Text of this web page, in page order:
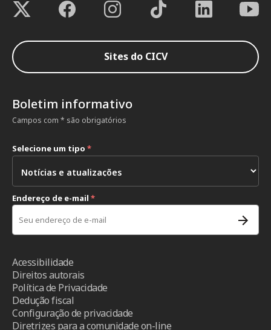
Sites do CICV
Boletim informativo
Campos com * são obrigatórios
Selecione um tipo *
Endereço de e-mail *
Acessibilidade
Direitos autorais
Política de Privacidade
Dedução fiscal
Configuração de privacidade
Diretrizes para a comunidade on-line